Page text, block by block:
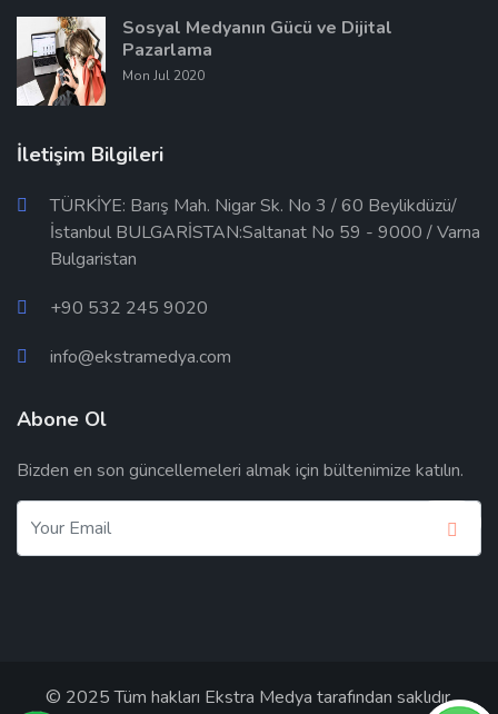
Sosyal Medyanın Gücü ve Dijital
Pazarlama
Mon Jul 2020
İletişim Bilgileri
TÜRKİYE: Barış Mah. Nigar Sk. No 3 / 60 Beylikdüzü/
İstanbul BULGARİSTAN:Saltanat No 59 - 9000 / Varna
Bulgaristan
+90 532 245 9020
info@ekstramedya.com
Abone Ol
Bizden en son güncellemeleri almak için bültenimize katılın.
© 2025 Tüm hakları Ekstra Medya tarafından saklıdır.